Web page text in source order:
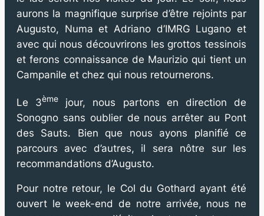
aurons la magnifique surprise d’être rejoints par
Augusto, Numa et Adriano d’IMRG Lugano et
avec qui nous découvrirons les grottos tessinois
et ferons connaissance de Maurizio qui tient un
Campanile et chez qui nous retournerons.
Le 3ème jour, nous partons en direction de
Sonogno sans oublier de nous arrêter au Pont
des Sauts. Bien que nous ayons planifié ce
parcours avec d’autres, il sera nôtre sur les
recommandations d’Augusto.
Pour notre retour, le Col du Gothard ayant été
ouvert le week-end de notre arrivée, nous ne